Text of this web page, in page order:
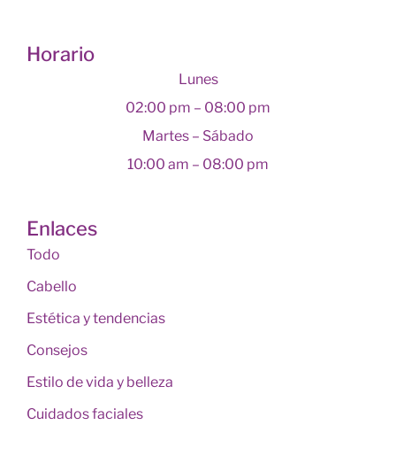
Horario
Lunes
02:00 pm – 08:00 pm
Martes – Sábado
10:00 am – 08:00 pm
Enlaces
Todo
Cabello
Estética y tendencias
Consejos
Estilo de vida y belleza
Cuidados faciales